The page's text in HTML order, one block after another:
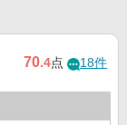
70.4点 18件